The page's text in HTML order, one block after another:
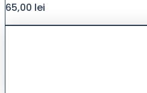
65,00 lei